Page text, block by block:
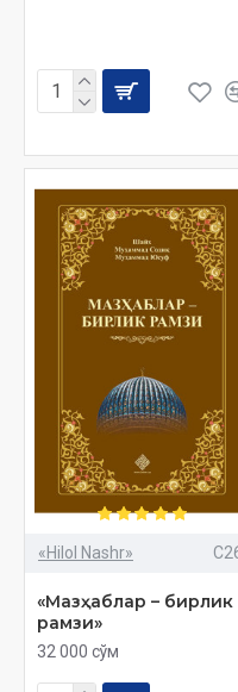
«Hilol Nashr»
«Мазҳаблар – бирлик
рамзи»
32 000 сўм